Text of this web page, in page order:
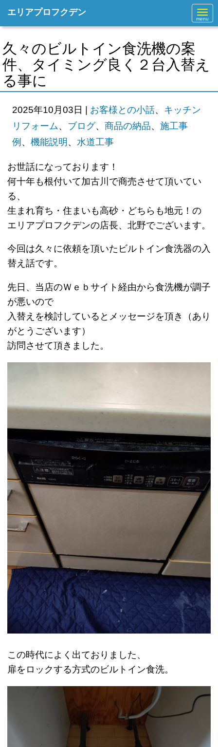
N
a
v
t
i
o
エリアプロフクデン
久々のビルトイン食洗機の案
件、タイミング良く２台入替え
る事に
2025年10月03日 | お客様との小話、 キッチン
リフォーム、 ブログ、 商品の納品、 施工事
例、 機能説明 、 水道工事
お世話になっております！
何十年も根付いて加古川で商売させて頂いてい
る、
生まれ育ち・住まいも高砂・どちらも地元！の
エリアプロフクデンの店長、北野でございます。
今回は久々に依頼を頂いたビルトイン食洗器の入
替え話です。
先日、当店のＷｅｂサイト経由から食洗機が調子
が悪いので
入替えを検討しているとメッセージを頂き（あり
がとうございます）
訪問させて頂きました。
この時代によく出ておりました、
扉をロックする方式のビルトイン食洗。